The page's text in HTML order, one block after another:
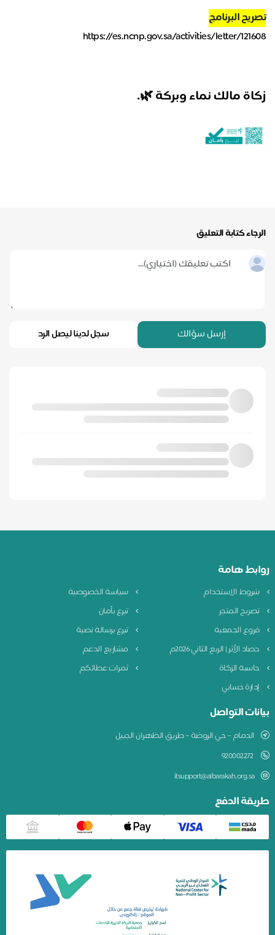
تصريح البرنامج
https://es.ncnp.gov.sa/activities/letter/121608
زكاة مالك نماء وبركة🌿
.
الرجاء كتابة التعليق
إرسل سؤالك سجل لدينا ليصل الرد
روابط هامة
شروط الاستخدام
سياسة الخصوصية
تصريح المتجر
تبرع بأمان
فروع الجمعية
تبرع برسالة نصية
حصاد الأثر | الربع الثاني 2026م
مشاريع الدعم
حاسبة الزكاة
ثمرات عطائكم
إدارة حسابي
بيانات التواصل
الدمام – حي الروضة – طريق الظهران الجبيل
920002272
itsupport@albarakah.org.sa
طريقة الدفع